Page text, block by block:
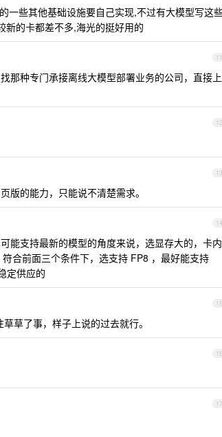
一些其他基础设施要自己实现,不过有大模型写这
新的卡都差不多,海光的挺好用的
11
那种专门承接离线大模型部署业务的公司，直接上
12
13
版的能力，只能说不清楚需求。
14
能支持最新的模型的角度来说，选显存大的，卡内
合前面三个条件下，选支持 FP8 ，最好能支持
定供应的
15
草了事，样子上说的过去就行。
16
17